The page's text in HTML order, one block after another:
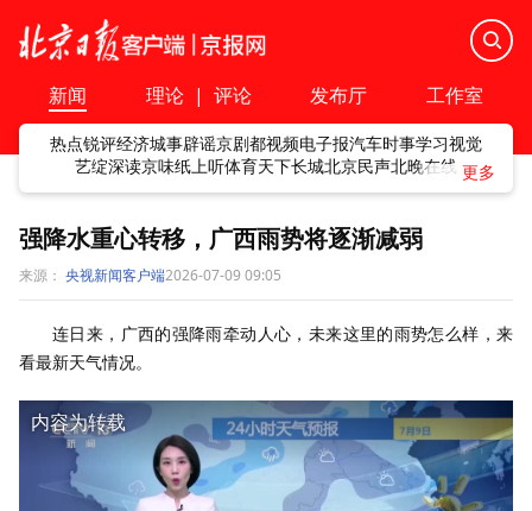
新闻 理论 | 评论 发布厅 工作室
热点锐评经济城事辟谣京剧都视频电子报汽车时事学习视觉
艺绽深读京味纸上听体育天下长城北京民声北晚在线
强降水重心转移，广西雨势将逐渐减弱
来源： 央视新闻客户端2026-07-09 09:05
连日来，广西的强降雨牵动人心，未来这里的雨势怎么样，来
看最新天气情况。
内容为转载